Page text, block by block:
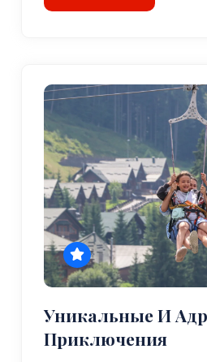
Уникальные И
Приключения